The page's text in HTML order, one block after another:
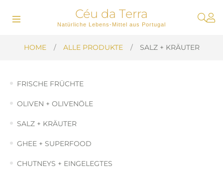
Umschalten
☰ Céu da Terra
Natürliche Lebens-Mittel aus Portugal
HOME ALLE PRODUKTE SALZ + KRÄUTER
FRISCHE FRÜCHTE
OLIVEN + OLIVENÖLE
SALZ + KRÄUTER
GHEE + SUPERFOOD
CHUTNEYS + EINGELEGTES